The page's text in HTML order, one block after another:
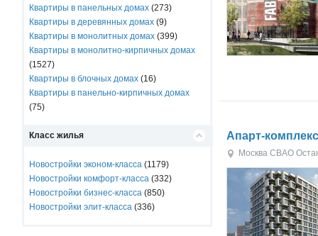
Квартиры в панельных домах (273)
Квартиры в деревянных домах (9)
Квартиры в монолитных домах (399)
Квартиры в монолитно-кирпичных домах
(1527)
Квартиры в блочных домах (16)
Квартиры в панельно-кирпичных домах
(75)
Класс жилья
Новостройки эконом-класса (1179)
Новостройки комфорт-класса (332)
Новостройки бизнес-класса (850)
Новостройки элит-класса (336)
Апарт-
Москва СВАО